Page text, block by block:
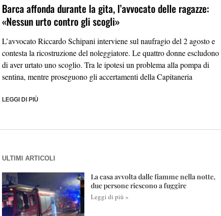
Barca affonda durante la gita, l’avvocato delle ragazze:
«Nessun urto contro gli scogli»
L’avvocato Riccardo Schipani interviene sul naufragio del 2 agosto e
contesta la ricostruzione del noleggiatore. Le quattro donne escludono
di aver urtato uno scoglio. Tra le ipotesi un problema alla pompa di
sentina, mentre proseguono gli accertamenti della Capitaneria
LEGGI DI PIÙ
ULTIMI ARTICOLI
La casa avvolta dalle fiamme nella notte,
due persone riescono a fuggire
Leggi di più »